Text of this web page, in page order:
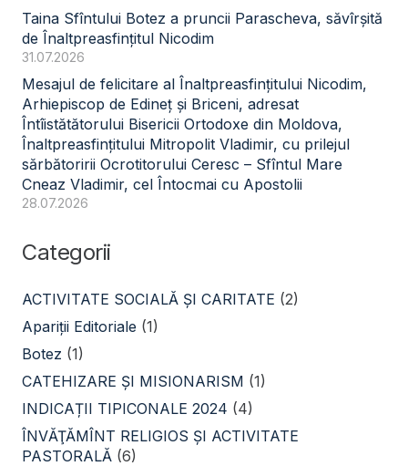
Taina Sfîntului Botez a pruncii Parascheva, săvîrșită
de Înaltpreasfințitul Nicodim
31.07.2026
Mesajul de felicitare al Înaltpreasfințitului Nicodim,
Arhiepiscop de Edineț și Briceni, adresat
Întîistătătorului Bisericii Ortodoxe din Moldova,
Înaltpreasfințitului Mitropolit Vladimir, cu prilejul
sărbătoririi Ocrotitorului Ceresc – Sfîntul Mare
Cneaz Vladimir, cel Întocmai cu Apostolii
28.07.2026
Categorii
ACTIVITATE SOCIALĂ ŞI CARITATE (2)
Apariții Editoriale (1)
Botez (1)
CATEHIZARE ŞI MISIONARISM (1)
INDICAȚII TIPICONALE 2024 (4)
ÎNVĂŢĂMÎNT RELIGIOS ŞI ACTIVITATE
PASTORALĂ (6)